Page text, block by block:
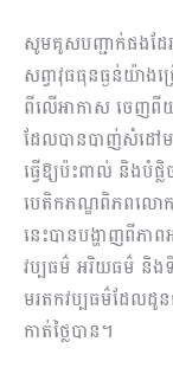
សូមគូសបញ្ជាក់ផងដែ
សព្វាវុធធុនធ្ងន់យ៉ាង
ពីលើអាកាស ចេញពី
ដែលបានបាញ់សំដៅម
ធ្វើឱ្យប៉ះពាល់ និងបំផ្
បេតិកភណ្ឌពិភពលោក
នេះបានបង្ហាញពីភ
វប្បធម៌ អរិយធម៌ និង
មរតកវប្បធម៌ដែលដូន
កាត់ថ្លៃបាន។